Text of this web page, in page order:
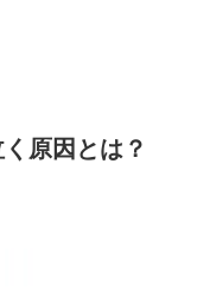
原因とは？